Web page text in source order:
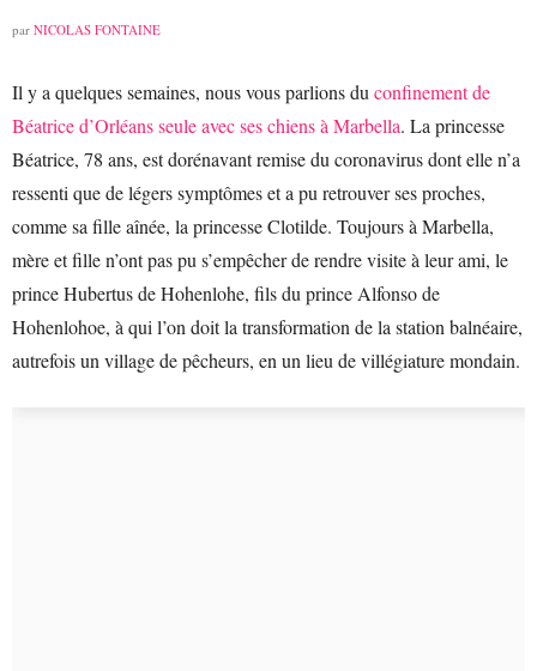
par NICOLAS FONTAINE
Il y a quelques semaines, nous vous parlions du confinement de
Béatrice d’Orléans seule avec ses chiens à Marbella. La princesse
Béatrice, 78 ans, est dorénavant remise du coronavirus dont elle n’a
ressenti que de légers symptômes et a pu retrouver ses proches,
comme sa fille aînée, la princesse Clotilde. Toujours à Marbella,
mère et fille n’ont pas pu s’empêcher de rendre visite à leur ami, le
prince Hubertus de Hohenlohe, fils du prince Alfonso de
Hohenlohoe, à qui l’on doit la transformation de la station balnéaire,
autrefois un village de pêcheurs, en un lieu de villégiature mondain.